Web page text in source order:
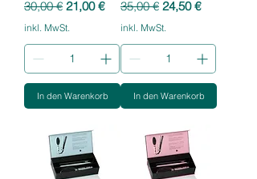
Standardpreis
30,00 € Sale-Preis
21,00 €
inkl. MwSt.
In den Warenkorb
Standardpreis
35,00 € Sale-Preis
24,50 €
inkl. MwSt.
In den Warenkorb